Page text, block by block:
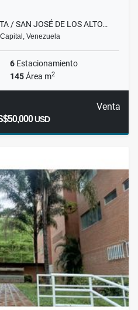
/ SAN JOSÉ DE LOS ALTO…
Venezuela
6 Estacionamiento
145Área m2
Venta
USD